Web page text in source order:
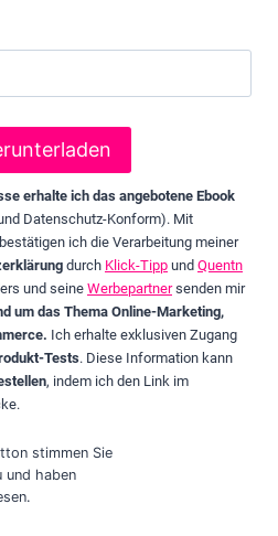
erhalte ich das angebotene Ebook
Datenschutz-Konform). Mit
ich die Verarbeitung meiner
durch Klick-Tipp und Quentn
und seine Werbepartnersenden mir
um das Thema Online-Marketing,
Ich erhalte exklusiven Zugang
Tests. Diese Information kann
, indem ich den Link im
stimmen Sie
und haben